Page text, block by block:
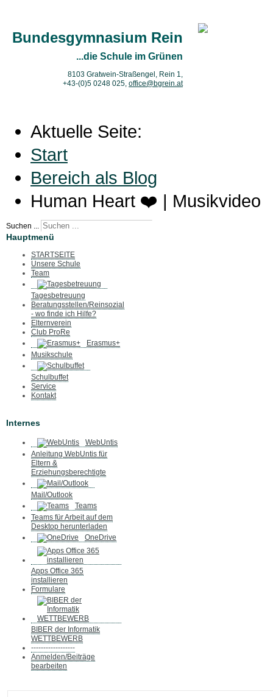
Bundesgymnasium Rein
...die Schule im Grünen
8103 Gratwein-Straßengel, Rein 1,
+43-(0)5 0248 025, office@bgrein.at
Aktuelle Seite:
Start
Bereich als Blog
Human Heart ❤️ | Musikvideo
Suchen ...
Hauptmenü
STARTSEITE
Unsere Schule
Team
Tagesbetreuung
Beratungsstellen/Reinsozial
- wo finde ich Hilfe?
Elternverein
Club ProRe
Erasmus+
Musikschule
Schulbuffet
Service
Kontakt
Internes
WebUntis
Anleitung WebUntis für
Eltern &
Erziehungsberechtigte
Mail/Outlook
Teams
Teams für Arbeit auf dem
Desktop herunterladen
OneDrive
Apps Office 365
installieren
Formulare
BIBER der Informatik
WETTBEWERB
------------------
Anmelden/Beiträge
bearbeiten